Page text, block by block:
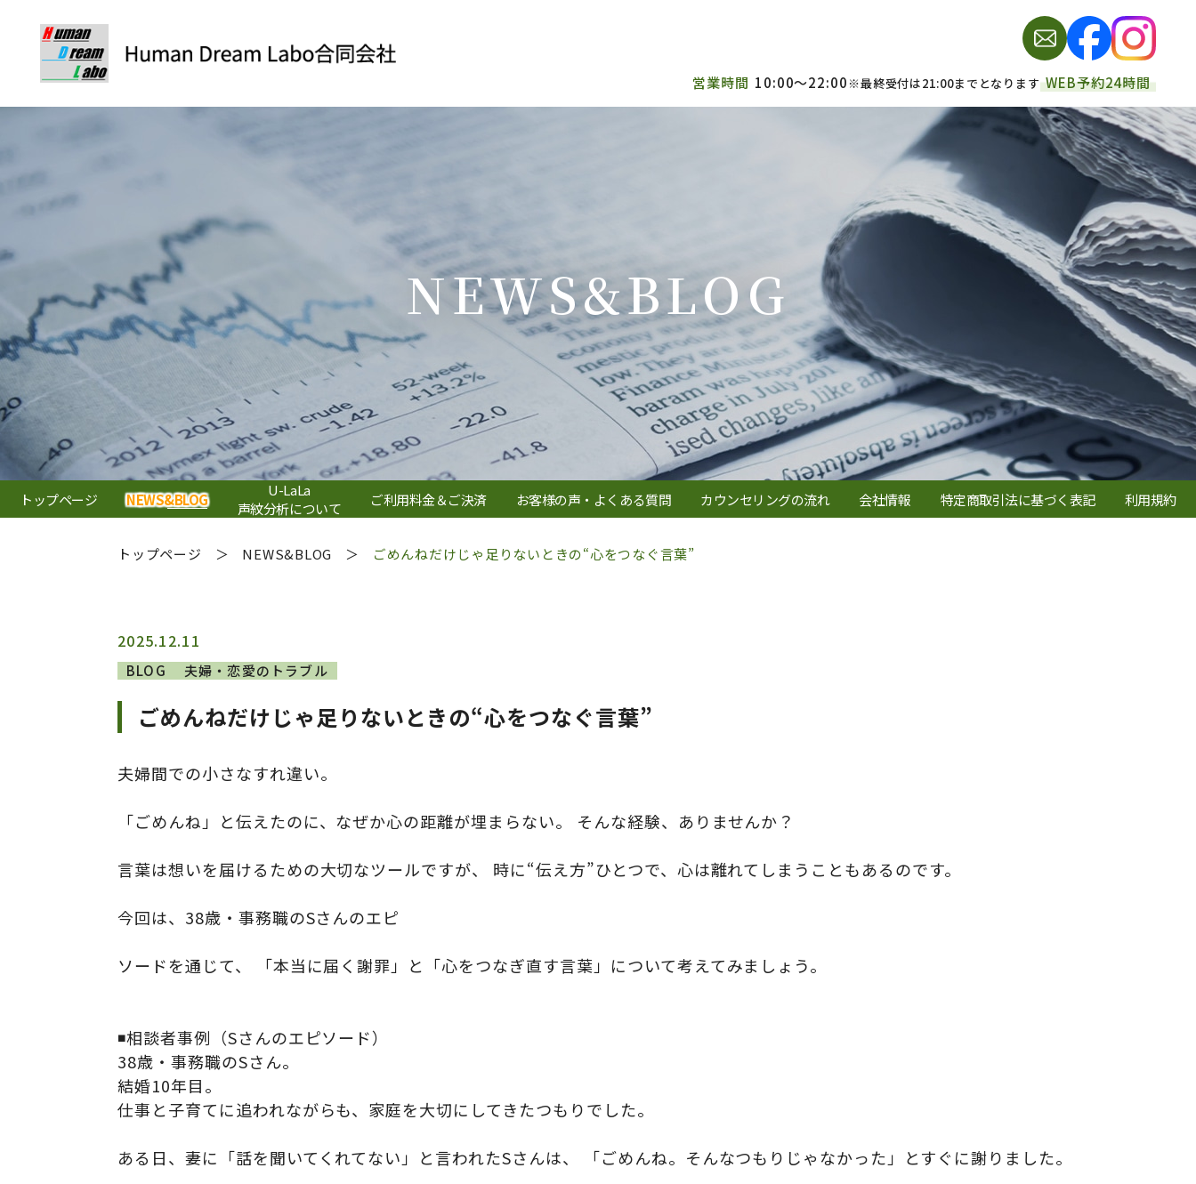
営業時間 10:00～22:00 ※最終受付は21:00までとなります WEB予約24時間
NEWS&BLOG
トップページ NEWS&BLOG
U-LaLa
声紋分析について
ご利用料金＆ご決済 お客様の声・よくある質問 カウンセリングの流れ 会社情報 特定商取引法に基づく表記 利用規約
トップページ NEWS&BLOG ごめんねだけじゃ足りないときの“心をつなぐ言葉”
ごめんねだけじゃ足りないときの“心をつなぐ言葉”
BLOG 夫婦・恋愛のトラブル
2025.12.11
夫婦間での小さなすれ違い。
「ごめんね」と伝えたのに、なぜか心の距離が埋まらない。 そんな経験、ありませんか？
言葉は想いを届けるための大切なツールですが、 時に“伝え方”ひとつで、心は離れてしまうこともあるのです。
今回は、38歳・事務職のSさんのエピ
ソードを通じて、 「本当に届く謝罪」と「心をつなぎ直す言葉」について考えてみましょう。
◾️相談者事例（Sさんのエピソード）
38歳・事務職のSさん。
結婚10年目。
仕事と子育てに追われながらも、家庭を大切にしてきたつもりでした。
ある日、妻に「話を聞いてくれてない」と言われたSさんは、 「ごめんね。そんなつもりじゃなかった」とすぐに謝りました。